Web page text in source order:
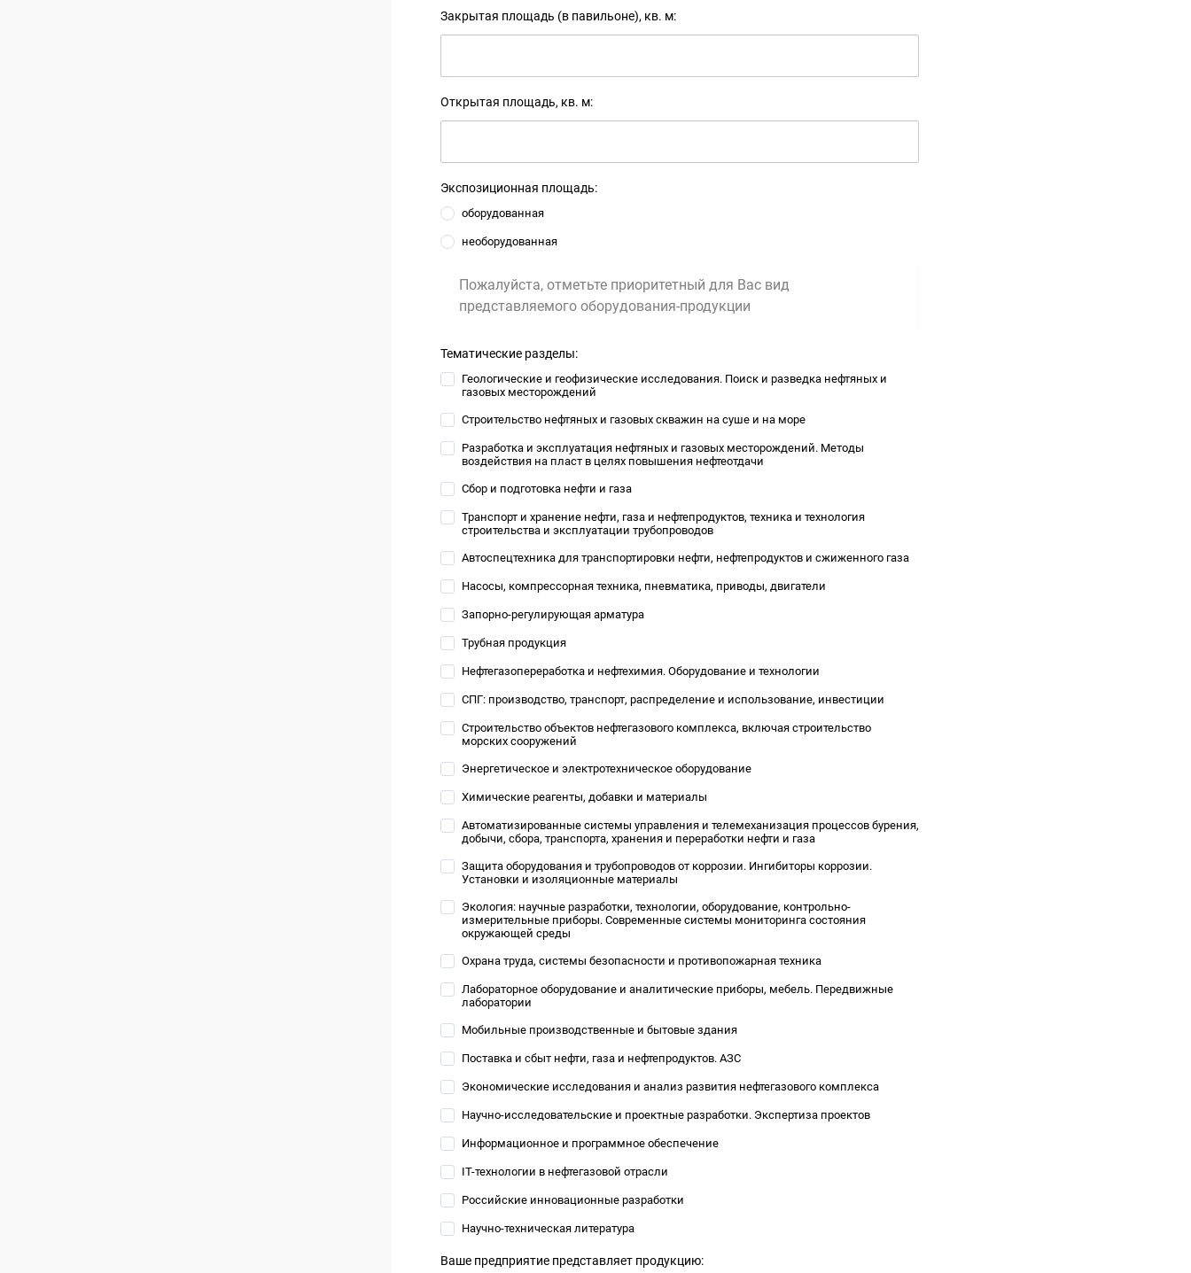
Закрытая площадь (в павильоне), кв. м:
Открытая площадь, кв. м:
Экспозиционная площадь:
оборудованная
необорудованная
Пожалуйста, отметьте приоритетный для Вас вид
представляемого оборудования-продукции
Тематические разделы:
Геологические и геофизические исследования. Поиск и разведка нефтяных и
газовых месторождений
Строительство нефтяных и газовых скважин на суше и на море
Разработка и эксплуатация нефтяных и газовых месторождений. Методы
воздействия на пласт в целях повышения нефтеотдачи
Сбор и подготовка нефти и газа
Транспорт и хранение нефти, газа и нефтепродуктов, техника и технология
строительства и эксплуатации трубопроводов
Автоспецтехника для транспортировки нефти, нефтепродуктов и сжиженного газа
Насосы, компрессорная техника, пневматика, приводы, двигатели
Запорно-регулирующая арматура
Трубная продукция
Нефтегазопереработка и нефтехимия. Оборудование и технологии
СПГ: производство, транспорт, распределение и использование, инвестиции
Строительство объектов нефтегазового комплекса, включая строительство
морских сооружений
Энергетическое и электротехническое оборудование
Химические реагенты, добавки и материалы
Автоматизированные системы управления и телемеханизация процессов бурения,
добычи, сбора, транспорта, хранения и переработки нефти и газа
Защита оборудования и трубопроводов от коррозии. Ингибиторы коррозии.
Установки и изоляционные материалы
Экология: научные разработки, технологии, оборудование, контрольно-
измерительные приборы. Современные системы мониторинга состояния
окружающей среды
Охрана труда, системы безопасности и противопожарная техника
Лабораторное оборудование и аналитические приборы, мебель. Передвижные
лаборатории
Мобильные производственные и бытовые здания
Поставка и сбыт нефти, газа и нефтепродуктов. АЗС
Экономические исследования и анализ развития нефтегазового комплекса
Научно-исследовательские и проектные разработки. Экспертиза проектов
Информационное и программное обеспечение
IT-технологии в нефтегазовой отрасли
Российские инновационные разработки
Научно-техническая литература
Ваше предприятие представляет продукцию: